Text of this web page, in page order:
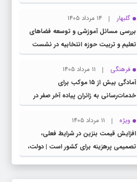
گلبهار
14 مرداد 1405
بررسی مسائل آموزشی و توسعه فضاهای
تعلیم و تربیت حوزه انتخابیه در نشست
مشترک عضو کمیسیون آموزش مجلس با
مدیرکل آموزش و پرورش خراسان رضوی
فرهنگی
11 مرداد 1405
آمادگی بیش از ۱۵ موکب برای
خدمات‌رسانی به زائران پیاده آخر صفر در
شهرستان چناران
ویژه
11 مرداد 1405
افزایش قیمت بنزین در شرایط فعلی،
تصمیمی پرهزینه برای کشور است | دولت،
قاچاق سوخت و عوامل اصلی ناترازی را